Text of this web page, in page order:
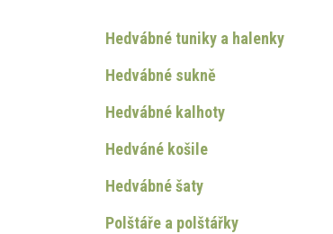
Hedvábné tuniky a halenky
Hedvábné sukně
Hedvábné kalhoty
Hedváné košile
Hedvábné šaty
Polštáře a polštářky